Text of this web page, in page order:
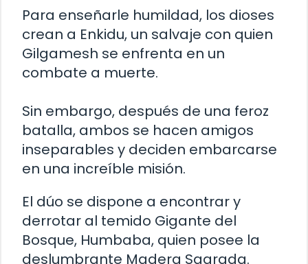
Para enseñarle humildad, los dioses
crean a Enkidu, un salvaje con quien
Gilgamesh se enfrenta en un
combate a muerte.
Sin embargo, después de una feroz
batalla, ambos se hacen amigos
inseparables y deciden embarcarse
en una increíble misión.
El dúo se dispone a encontrar y
derrotar al temido Gigante del
Bosque, Humbaba, quien posee la
deslumbrante Madera Sagrada.